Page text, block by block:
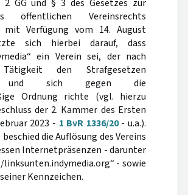
GG und § 3 des Gesetzes zur
öffentlichen Vereinsrechts
mit Verfügung vom 14. August
sich hierbei darauf, dass
ein Verein sei, der nach
den Strafgesetzen
und sich gegen die
Ordnung richte (vgl. hierzu
der 2. Kammer des Ersten
2023 - 1 BvR 1336/20- u.a.).
die Auflösung des Vereins
Internetpräsenzen - darunter
- sowie
Kennzeichen.